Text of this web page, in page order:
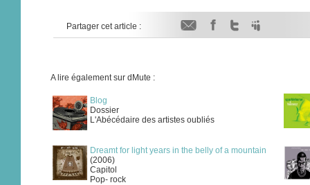
Partager cet article :
A lire également sur dMute :
Blog
Dossier
L'Abécédaire des artistes oubliés
Dreamt for light years in the belly of a mountain
(2006)
Capitol
Pop- rock